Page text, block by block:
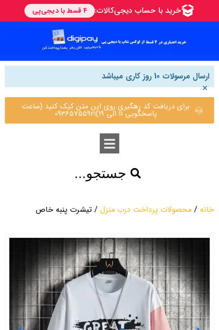
ارسال مرسولات 10 روز کاری میباشد
×
برای دریافت کد رهگیری روی این متن کیک کنید (ساعت
پاسخگویی 11 الی 19)09365755921
جستجو...
خانه / محصولات پرداخت درب منزل / تیشرت پنبه خاص